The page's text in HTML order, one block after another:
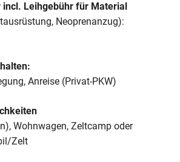
incl. Leihgebühr für Material
Neoprenanzug):
Anreise (Privat-PKW)
Wohnwagen, Zeltcamp oder
Zelt